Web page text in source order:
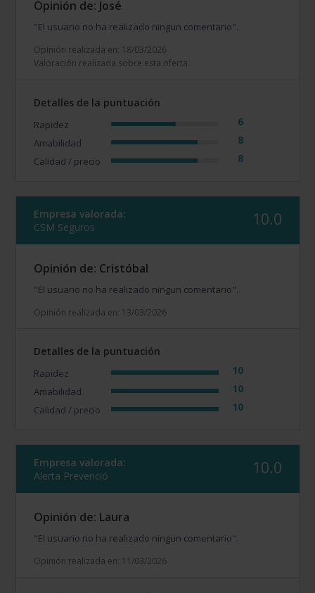
Opinión de: José
"El usuario no ha realizado ningun comentario".
Opinión realizada en: 18/03/2026
Valoración realizada sobre esta oferta
Detalles de la puntuación
Rapidez 6
Amabilidad 8
Calidad / precio 8
Empresa valorada:
CSM Seguros
10.0
Opinión de: Cristóbal
"El usuario no ha realizado ningun comentario".
Opinión realizada en: 13/03/2026
Detalles de la puntuación
Rapidez 10
Amabilidad 10
Calidad / precio 10
Empresa valorada:
Alerta Prevenció
10.0
Opinión de: Laura
"El usuario no ha realizado ningun comentario".
Opinión realizada en: 11/03/2026